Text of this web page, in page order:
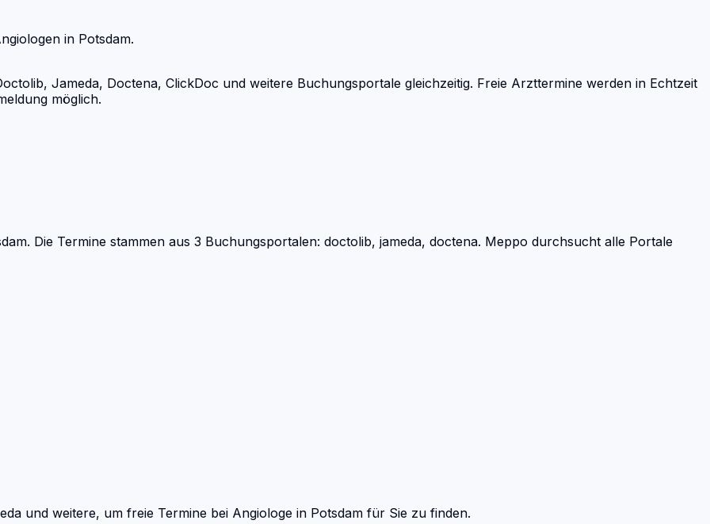
in Potsdam.
Jameda, Doctena, ClickDoc und weitere Buchungsportale gleichzeitig. Freie Arzttermine werden in Echtzeit
möglich.
Die Termine stammen aus 3 Buchungsportalen: doctolib, jameda, doctena. Meppo durchsucht alle Portale
und weitere, um freie Termine bei Angiologe in Potsdam für Sie zu finden.